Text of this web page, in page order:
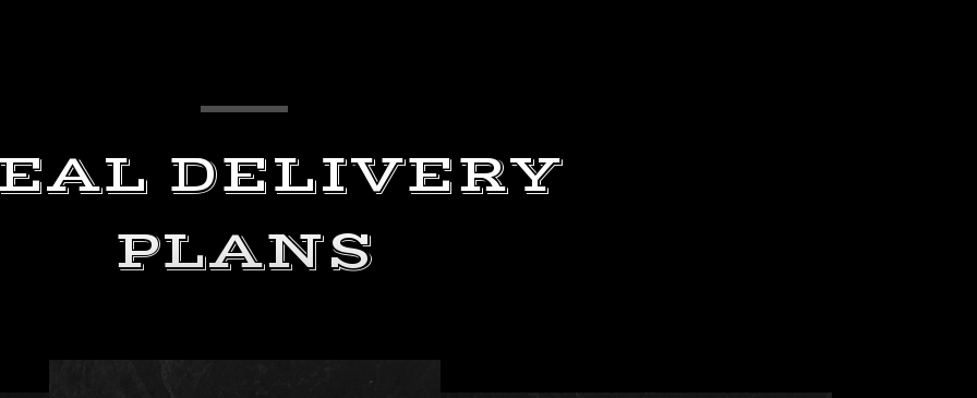
DELIVERY
PLANS